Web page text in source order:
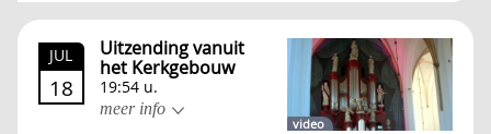
video
JUL
18
Uitzending vanuit
het Kerkgebouw
19:54 u.
meer info